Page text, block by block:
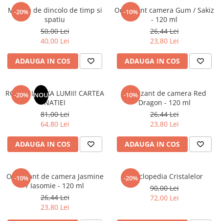
-20%
Mesaje de dincolo de timp si
spatiu
50,00 Lei
40,00 Lei
ADAUGA IN COS
-10%
Odorizant camera Gum / Sakiz
- 120 ml
26,44 Lei
23,80 Lei
ADAUGA IN COS
-20% NOU
ROMANIA, AXA LUMII! CARTEA
NATIEI
81,00 Lei
64,80 Lei
ADAUGA IN COS
-10%
Odorizant de camera Red
Dragon - 120 ml
26,44 Lei
23,80 Lei
ADAUGA IN COS
-10%
Odorizant de camera Jasmine
/ Iasomie - 120 ml
26,44 Lei
23,80 Lei
-20%
Enciclopedia Cristalelor
90,00 Lei
72,00 Lei